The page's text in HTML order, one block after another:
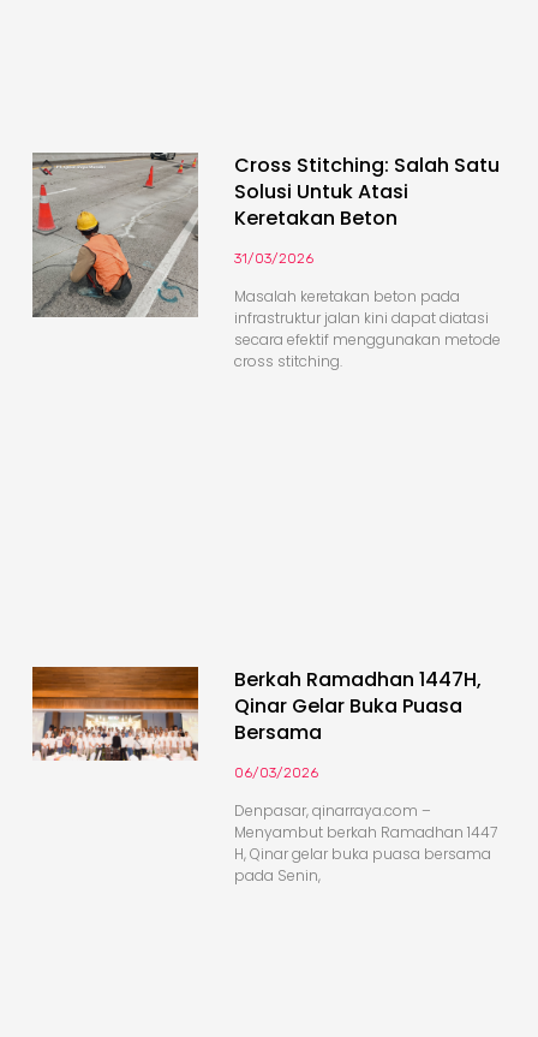
Cross Stitching: Salah Satu
Solusi Untuk Atasi
Keretakan Beton
31/03/2026
Masalah keretakan beton pada
infrastruktur jalan kini dapat diatasi
secara efektif menggunakan metode
cross stitching.
Berkah Ramadhan 1447H,
Qinar Gelar Buka Puasa
Bersama
06/03/2026
Denpasar, qinarraya.com –
Menyambut berkah Ramadhan 1447
H, Qinar gelar buka puasa bersama
pada Senin,